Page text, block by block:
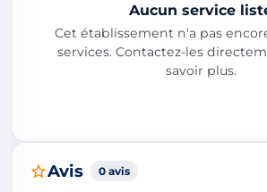
Aucun service
Cet établissement n'a pas
services. Contactez-les
savoir plus.
Avis 0 avis